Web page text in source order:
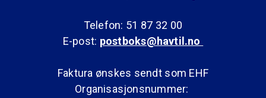
Telefon: 51 87 32 00
E-post: postboks@havtil.no
Faktura ønskes sendt som EHF
Organisasjonsnummer: